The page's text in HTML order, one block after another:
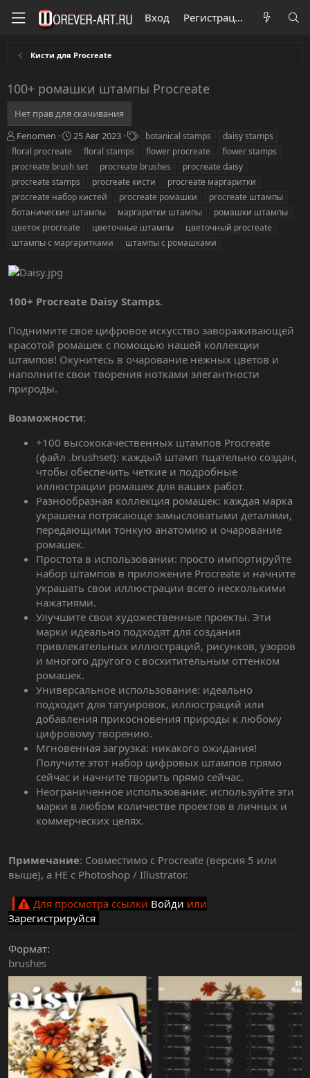
Вход Регистрация
Кисти для Procreate
100+ ромашки штампы Procreate
Нет прав для скачивания
А
в
о
р
Fenomen
Д
а
с
о
з
д
н
25 Авг 2023
г
и
botanical stamps
daisy stamps
floral procreate
floral stamps flower procreate
flower stamps
procreate brush set
procreate brushes
procreate daisy
procreate stamps
procreate кисти
procreate маргаритки
procreate набор кистей
procreate ромашки
procreate штампы
ботанические штампы
маргаритки штампы
ромашки штампы
цветок procreate
цветочные штампы
цветочный procreate
штампы с маргаритками
штампы с ромашками
100+ Procreate Daisy Stamps.
Поднимите свое цифровое искусство завораживающей
красотой ромашек с помощью нашей коллекции
штампов! Окунитесь в очарование нежных цветов и
наполните свои творения нотками элегантности
природы.
Возможности:
+100 высококачественных штампов Procreate
(файл .brushset): каждый штамп тщательно создан,
чтобы обеспечить четкие и подробные
иллюстрации ромашек для ваших работ.
Разнообразная коллекция ромашек: каждая марка
украшена потрясающе замысловатыми деталями,
передающими тонкую анатомию и очарование
ромашек.
Простота в использовании: просто импортируйте
набор штампов в приложение Procreate и начните
украшать свои иллюстрации всего несколькими
нажатиями.
Улучшите свои художественные проекты. Эти
марки идеально подходят для создания
привлекательных иллюстраций, рисунков, узоров
и многого другого с восхитительным оттенком
ромашек.
Универсальное использование: идеально
подходит для татуировок, иллюстраций или
добавления прикосновения природы к любому
цифровому творению.
Мгновенная загрузка: никакого ожидания!
Получите этот набор цифровых штампов прямо
сейчас и начните творить прямо сейчас.
Неограниченное использование: используйте эти
марки в любом количестве проектов в личных и
коммерческих целях.
Примечание: Совместимо с Procreate (версия 5 или
выше), а НЕ с Photoshop / Illustrator.
Для просмотра ссылки Войди или
Зарегистрируйся
Формат
brushes